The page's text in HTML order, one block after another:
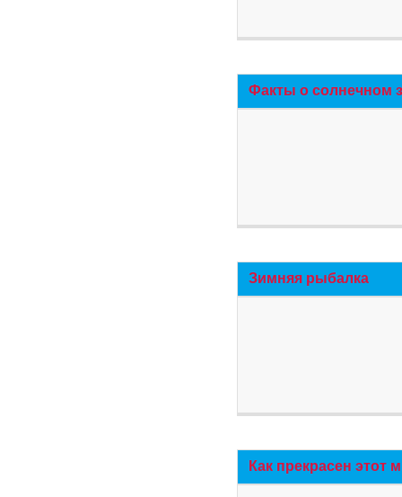
Факты о солнечном
Зимняя рыбалка
Как прекрасен этот